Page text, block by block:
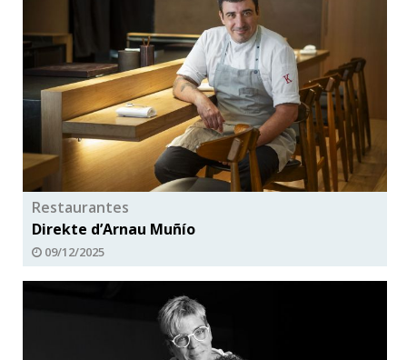
Restaurantes
Direkte d’Arnau Muñío
09/12/2025